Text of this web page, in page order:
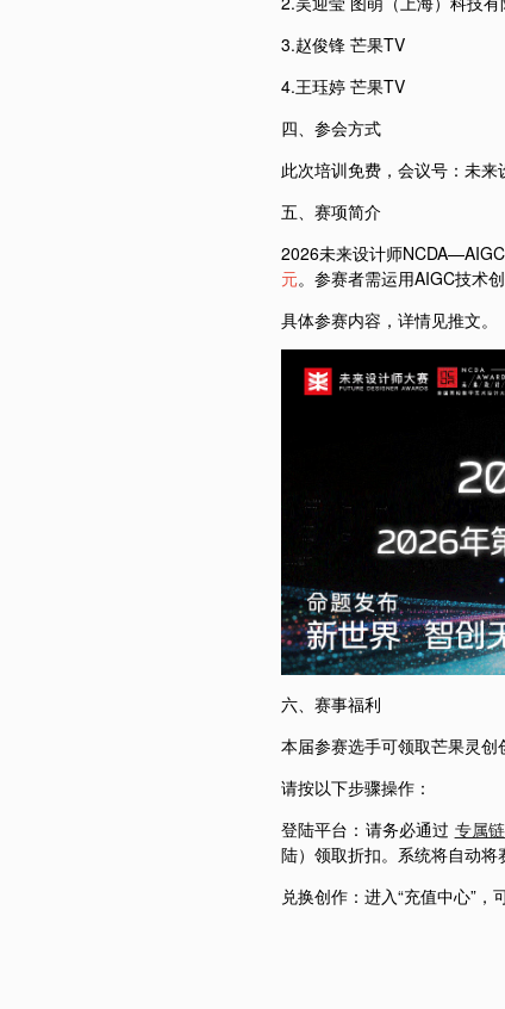
3.赵俊锋 芒果TV
4.王珏婷 芒果TV
四、参会方式
此次培训免费，会议号：未来
五、赛项简介
2026未来设计师
元。参赛者需运用AIGC技术
具体参赛内容，详情见推文。
六、赛事福利
本届参赛选手可领取芒果灵
请按以下步骤操作：
登陆平台：请务必通过 专属
陆）领取折扣。系统将自动将
兑换创作：进入“充值中心”，